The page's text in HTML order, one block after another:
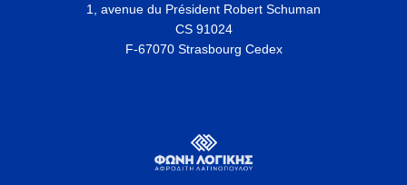
1, avenue du Président Robert Schuman
CS 91024
F-67070 Strasbourg Cedex